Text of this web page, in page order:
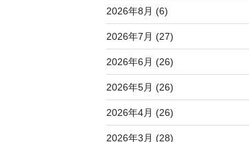
2026年8月 (6)
2026年7月 (27)
2026年6月 (26)
2026年5月 (26)
2026年4月 (26)
2026年3月 (28)